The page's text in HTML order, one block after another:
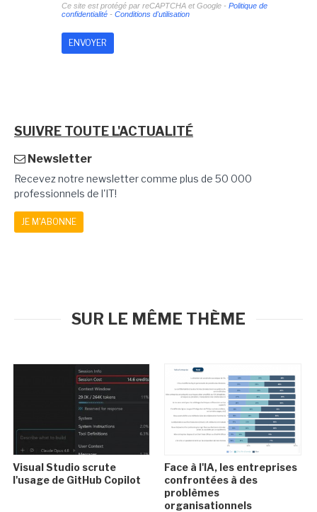
Ce site est protégé par reCAPTCHA et Google - Politique de
confidentialité- Conditions d'utilisation
SUIVRE TOUTE L'ACTUALITÉ
Newsletter
Recevez notre newsletter comme plus de 50 000
professionnels de l'IT!
JE M'ABONNE
SUR LE MÊME THÈME
Visual Studio scrute
l'usage de GitHub Copilot
Face à l'IA, les entreprises
confrontées à des
problèmes
organisationnels